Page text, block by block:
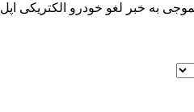
به خبر لغو خودرو الکتریکی اپل